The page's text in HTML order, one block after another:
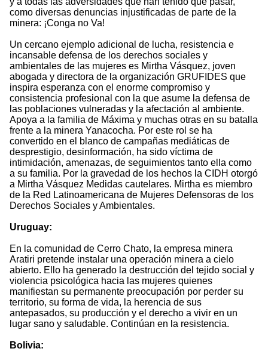
como diversas denuncias injustificadas de parte de la
minera: ¡Conga no Va!
Un cercano ejemplo adicional de lucha, resistencia e
incansable defensa de los derechos sociales y
ambientales de las mujeres es Mirtha Vásquez, joven
abogada y directora de la organización GRUFIDES que
inspira esperanza con el enorme compromiso y
consistencia profesional con la que asume la defensa de
las poblaciones vulneradas y la afectación al ambiente.
Apoya a la familia de Máxima y muchas otras en su batalla
frente a la minera Yanacocha. Por este rol se ha
convertido en el blanco de campañas mediáticas de
desprestigio, desinformación, ha sido víctima de
intimidación, amenazas, de seguimientos tanto ella como
a su familia. Por la gravedad de los hechos la CIDH otorgó
a Mirtha Vásquez Medidas cautelares. Mirtha es miembro
de la Red Latinoamericana de Mujeres Defensoras de los
Derechos Sociales y Ambientales.
Uruguay:
En la comunidad de Cerro Chato, la empresa minera
Aratiri pretende instalar una operación minera a cielo
abierto. Ello ha generado la destrucción del tejido social y
violencia psicológica hacia las mujeres quienes
manifiestan su permanente preocupación por perder su
territorio, su forma de vida, la herencia de sus
antepasados, su producción y el derecho a vivir en un
lugar sano y saludable. Continúan en la resistencia.
Bolivia: